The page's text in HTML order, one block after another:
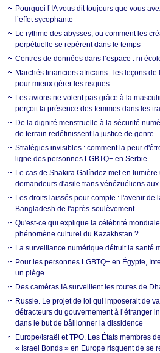
Pourquoi l’IA vous dit toujours que vous
l’effet sycophante
Le rythme des abysses, ou comment les
perpétuelle se repèrent dans le temps
Centres de données dans l’espace : ni
Marchés financiers africains : les leçons
pour mieux gérer les risques
Les avions ne volent pas grâce à la
perçoit la présence des femmes dans les
De la dignité menstruelle à la sécurité
de terrain redéfinissent la justice de genre
Stratégies invisibles : comment la peur
ligne des personnes LGBTQ+ en Serbie
Le cas de Shakira Galíndez met en
demandeurs d'asile trans vénézuéliens aux
Les droits laissés pour compte : l'avenir de
Bangladesh de l'après-soulèvement
Qu'est-ce qui explique la célébrité
phénomène culturel du Kazakhstan ?
La surveillance numérique détruit la santé
Pour les personnes LGBTQ+ en Égypte,
un piège
Des caméras IA surveillent les routes de
Russie. Le projet de loi qui imposerait de
détracteurs du gouvernement à l’étranger
dans le but de bâillonner la dissidence
Europe/Israël et TPO. Les États membres
« Israel Bonds » en Europe risquent de se